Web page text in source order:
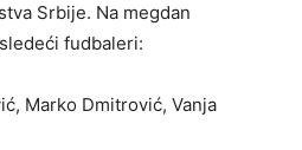
Srbije. Na megdan
fudbaleri:
Marko Dmitrović, Vanja